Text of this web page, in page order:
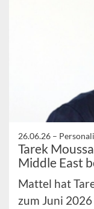
26.06.26 –
Tarek
Middle East
Mattel hat
zum Juni